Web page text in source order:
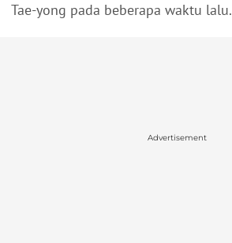
Tae-yong pada beberapa waktu lalu.
Advertisement